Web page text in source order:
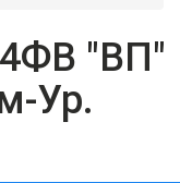
"ВП"
Ур.